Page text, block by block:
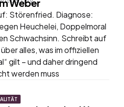
Weber
Störenfried. Diagnose:
Heuchelei, Doppelmoral
Schwachsinn. Schreibt auf
alles, was im offiziellen
gilt – und daher dringend
werden muss